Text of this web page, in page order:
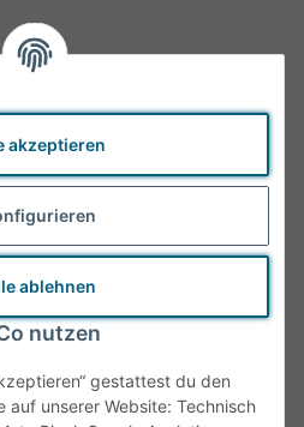
akzeptieren
ablehnen
nutzen
gestattest du den
auf unserer Website: Technisch